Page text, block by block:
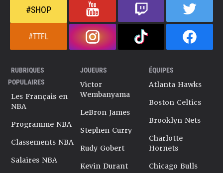
#SHOP
#TTFL
RUBRIQUES
POPULAIRES
Les Français en
NBA
Programme NBA
Classements NBA
Salaires NBA
JOUEURS
Victor
Wembanyama
LeBron James
Stephen Curry
Rudy Gobert
Kevin Durant
ÉQUIPES
Atlanta Hawks
Boston Celtics
Brooklyn Nets
Charlotte
Hornets
Chicago Bulls